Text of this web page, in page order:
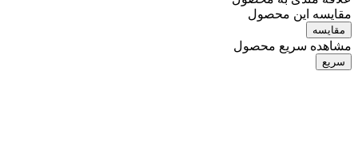
مقایسه این محصول
مقایسه
مشاهده سریع محصول
سریع